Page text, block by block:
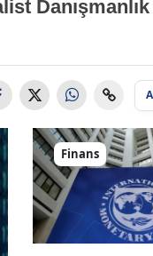
Finans